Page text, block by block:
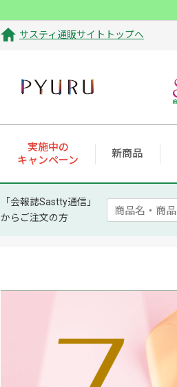
サスティ通販サイトトップへ
実施中の
キャンペーン
新商品
「会報誌Sastty通信」
からご注文の方